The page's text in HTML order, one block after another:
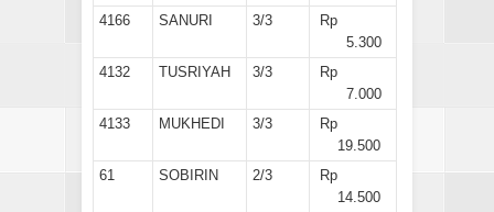
4166
SANURI 3/3
Rp
5.300
4132
TUSRIYAH 3/3
Rp
7.000
4133
MUKHEDI 3/3
Rp
19.500
61
SOBIRIN 2/3
Rp
14.500